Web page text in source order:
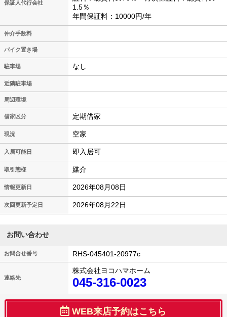
保証人代行会社
1.5％
年間保証料：10000円/年
仲介手数料
バイク置き場
駐車場 なし
近隣駐車場
周辺環境
借家区分 定期借家
現況 空家
入居可能日 即入居可
取引態様 媒介
情報更新日 2026年08月08日
次回更新予定日 2026年08月22日
お問い合わせ
お問合せ番号 RHS-045401-20977c
連絡先
株式会社ヨコハマホーム
045-316-0023
WEB来店予約はこちら